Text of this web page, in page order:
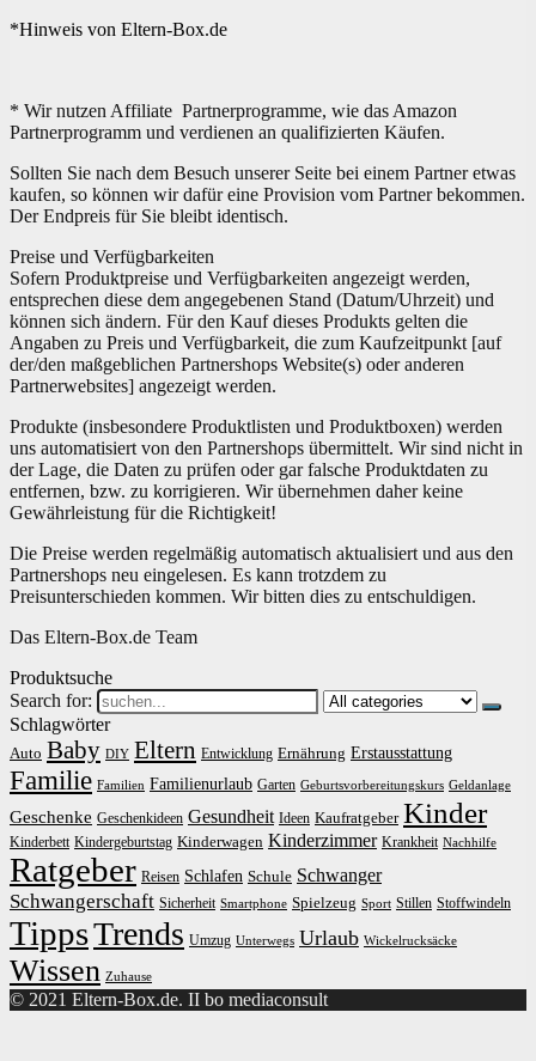
*Hinweis von Eltern-Box.de
* Wir nutzen Affiliate Partnerprogramme, wie das Amazon
Partnerprogramm und verdienen an qualifizierten Käufen.
Sollten Sie nach dem Besuch unserer Seite bei einem Partner etwas
kaufen, so können wir dafür eine Provision vom Partner bekommen.
Der Endpreis für Sie bleibt identisch.
Preise und Verfügbarkeiten
Sofern Produktpreise und Verfügbarkeiten angezeigt werden,
entsprechen diese dem angegebenen Stand (Datum/Uhrzeit) und
können sich ändern. Für den Kauf dieses Produkts gelten die
Angaben zu Preis und Verfügbarkeit, die zum Kaufzeitpunkt [auf
der/den maßgeblichen Partnershops Website(s) oder anderen
Partnerwebsites] angezeigt werden.
Produkte (insbesondere Produktlisten und Produktboxen) werden
uns automatisiert von den Partnershops übermittelt. Wir sind nicht in
der Lage, die Daten zu prüfen oder gar falsche Produktdaten zu
entfernen, bzw. zu korrigieren. Wir übernehmen daher keine
Gewährleistung für die Richtigkeit!
Die Preise werden regelmäßig automatisch aktualisiert und aus den
Partnershops neu eingelesen. Es kann trotzdem zu
Preisunterschieden kommen. Wir bitten dies zu entschuldigen.
Das Eltern-Box.de Team
Produktsuche
Search for:
Schlagwörter
Auto Baby DIY Eltern Entwicklung Ernährung Erstausstattung
Familie Familien Familienurlaub Garten Geburtsvorbereitungskurs Geldanlage
Geschenke Geschenkideen Gesundheit Ideen Kaufratgeber Kinder
Kinderbett Kindergeburtstag Kinderwagen Kinderzimmer Krankheit Nachhilfe
Ratgeber Reisen Schlafen Schule Schwanger
Schwangerschaft Sicherheit Smartphone Spielzeug Sport Stillen Stoffwindeln
TippsTrends Umzug Unterwegs Urlaub Wickelrucksäcke
Wissen Zuhause
© 2021 Eltern-Box.de. II bo mediaconsult